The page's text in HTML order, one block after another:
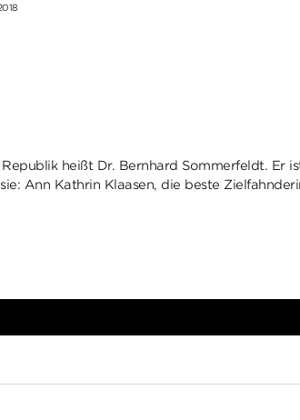
heißt Dr. Bernhard Sommerfeldt. Er
Ann Kathrin Klaasen, die beste